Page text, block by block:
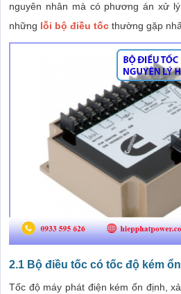
nguyên nhân mà có phương án xử
những lỗi bộ điều tốc thường gặp
2.1 Bộ điều tốc có tốc độ kém
Tốc độ máy phát điện kém ổn định,